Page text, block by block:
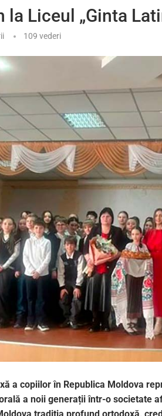
la Liceul „Ginta
109 vederi
a copiilor în Republica Moldova
a noii generații într-o societate